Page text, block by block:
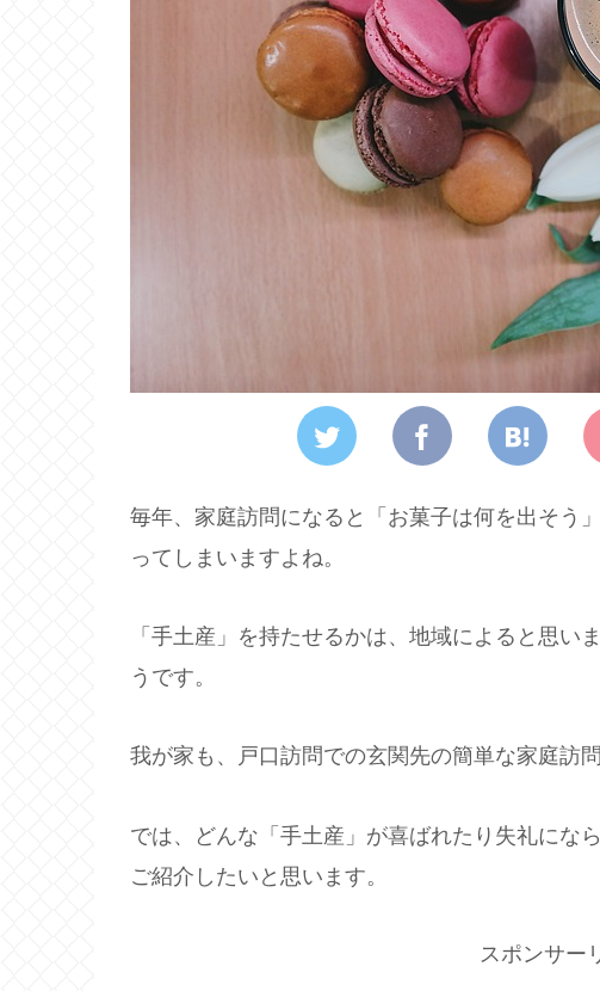
毎年、家庭訪問になると「お菓子は何を出そう
ってしまいますよね。
「手土産」を持たせるかは、地域によると思い
うです。
我が家も、戸口訪問での玄関先の簡単な家庭訪
では、どんな「手土産」が喜ばれたり失礼にな
ご紹介したいと思います。
スポンサー